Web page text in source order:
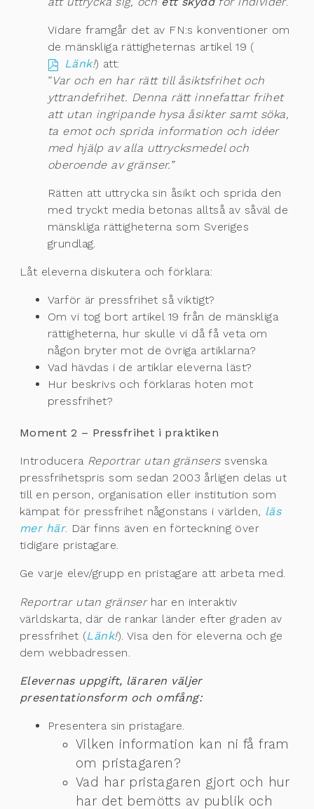
Vidare framgår det av FN:s konventioner om
de mänskliga rättigheternas artikel 19 (
Länk!) att:
”Var och en har rätt till åsiktsfrihet och
yttrandefrihet. Denna rätt innefattar frihet
att utan ingripande hysa åsikter samt söka,
ta emot och sprida information och idéer
med hjälp av alla uttrycksmedel och
oberoende av gränser.”
Rätten att uttrycka sin åsikt och sprida den
med tryckt media betonas alltså av såväl de
mänskliga rättigheterna som Sveriges
grundlag.
Låt eleverna diskutera och förklara:
Varför är pressfrihet så viktigt?
Om vi tog bort artikel 19 från de mänskliga
rättigheterna, hur skulle vi då få veta om
någon bryter mot de övriga artiklarna?
Vad hävdas i de artiklar eleverna läst?
Hur beskrivs och förklaras hoten mot
pressfrihet?
Moment 2 – Pressfrihet i praktiken
Introducera Reportrar utan gränserssvenska
pressfrihetspris som sedan 2003 årligen delas ut
till en person, organisation eller institution som
kämpat för pressfrihet någonstans i världen, läs
mer här. Där finns även en förteckning över
tidigare pristagare.
Ge varje elev/grupp en pristagare att arbeta med.
Reportrar utan gränserhar en interaktiv
världskarta, där de rankar länder efter graden av
pressfrihet (Länk!). Visa den för eleverna och ge
dem webbadressen.
Elevernas uppgift, läraren väljer
presentationsform och omfång:
Presentera sin pristagare.
Vilken information kan ni få fram
om pristagaren?
Vad har pristagaren gjort och hur
har det bemötts av publik och